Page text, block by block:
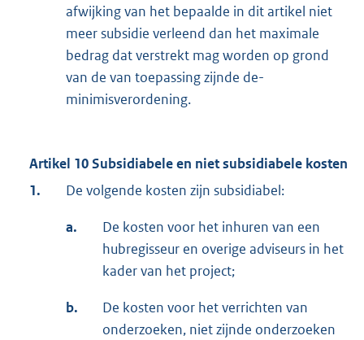
afwijking van het bepaalde in dit artikel niet
meer subsidie verleend dan het maximale
bedrag dat verstrekt mag worden op grond
van de van toepassing zijnde de-
minimisverordening.
Artikel 10 Subsidiabele en niet subsidiabele kosten
1.
De volgende kosten zijn subsidiabel:
a.
De kosten voor het inhuren van een
hubregisseur en overige adviseurs in het
kader van het project;
b.
De kosten voor het verrichten van
onderzoeken, niet zijnde onderzoeken